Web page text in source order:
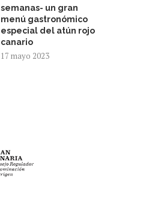
semanas- un gran
menú gastronómico
especial del atún rojo
canario
17 mayo 2023